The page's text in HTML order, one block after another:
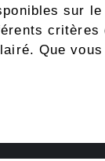
sur
critères
Que